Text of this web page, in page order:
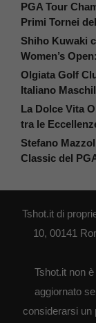
PGA Tour
Primi Tornei
Shiho Kuwaki
Women’s
Olgiata Golf
Italiano
La Dolce Vita
tra le
Stefano
Classic del
Tshot.it di
10, 00141
Tshot.it non
aggiornato
considerarsi un